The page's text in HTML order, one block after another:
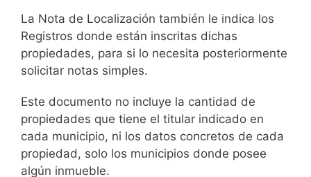
La Nota de Localización también le indica los
Registros donde están inscritas dichas
propiedades, para si lo necesita posteriormente
solicitar notas simples.
Este documento no incluye la cantidad de
propiedades que tiene el titular indicado en
cada municipio, ni los datos concretos de cada
propiedad, solo los municipios donde posee
algún inmueble.